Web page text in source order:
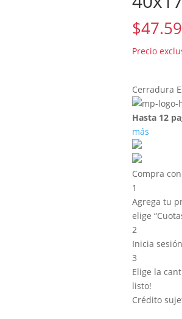
$
Cerradura
Hasta 12
más
Compra
1
Agrega tu
elige
2
Inicia
3
Elige la
listo!
Crédito